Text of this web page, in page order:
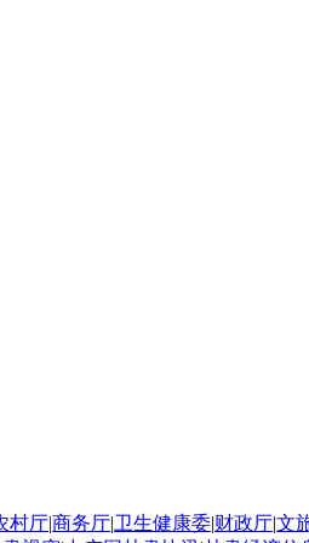
村厅|商务厅|卫生健康委|财政厅|文